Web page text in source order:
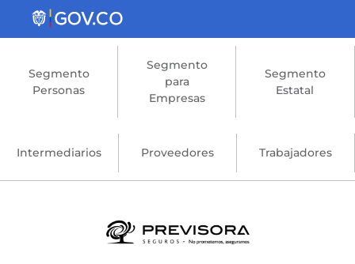
Saltar al contenido principal
Segmento
Personas
Segmento
para
Empresas
Segmento
Estatal
Intermediarios Proveedores Trabajadores